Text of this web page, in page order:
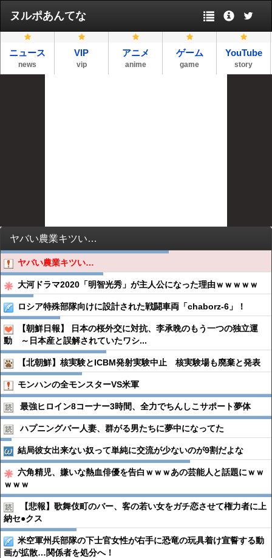
ヌルポあんてな
ニュース
news
VIP
vip
アニメ
anime
ゲーム
game
YouTube
story
ヤバい農業キツい…
ヤバい農業キツい…
大河ドラマ2020「明智光秀」が主人公になった理由ｗｗｗｗｗ
ロシア特殊部隊向けに設計された戦闘車両「chaborz-6」！
【朝鮮日報】 日本の桜外交に対抗、李承晩のもう一つの独立運
動 ～日本産と誤解されていたワシ...
【北朝鮮】核実験とICBM発射実験中止 核実験場も廃棄と発表
モンハンの全モンスターVS米軍
最強ヒロイン8コーナー3時間、全力でちんしこサポート夢体
ハプニングバー人妻、群がる男たちに夢中になってた
結局彼女出来ない奴って単純に交流が少ないのが9割だよな
六角精児、嫌いな熱血俳優を告白ｗｗｗあの芸能人と話題にｗｗ
ｗｗｗ
【悲報】歌舞伎町のバー、客の若い女をガチ恋させて権力者に上
納セ●︎クス
米空軍州兵部隊の下士官女性が右手に恐竜の玩具着け宣誓する動
画が拡散…関係者を処分へ！